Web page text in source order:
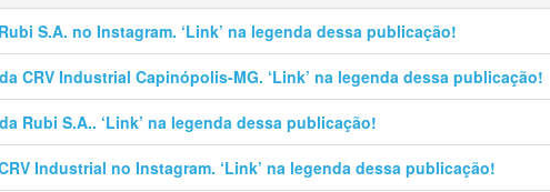
S.A. no Instagram. ‘Link’ na legenda dessa publicação!
CRV Industrial Capinópolis-MG. ‘Link’ na legenda dessa publicação!
Rubi S.A.. ‘Link’ na legenda dessa publicação!
Industrial no Instagram. ‘Link’ na legenda dessa publicação!